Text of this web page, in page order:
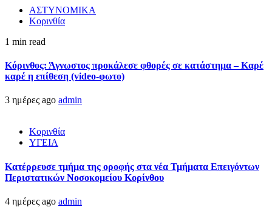
ΑΣΤΥΝΟΜΙΚΑ
Κορινθία
1 min read
Κόρινθος: Άγνωστος προκάλεσε φθορές σε κατάστημα – Καρέ
καρέ η επίθεση (video-φωτο)
3 ημέρες ago admin
Κορινθία
ΥΓΕΙΑ
Kατέρρευσε τμήμα της οροφής στα νέα Τμήματα Επειγόντων
Περιστατικών Νοσοκομείου Κορίνθου
4 ημέρες ago admin